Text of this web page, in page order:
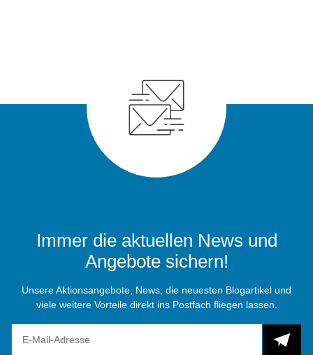
Immer die aktuellen News und
Angebote sichern!
Unsere Aktionsangebote, News, die neuesten Blogartikel und
viele weitere Vorteile direkt ins Postfach fliegen lassen.